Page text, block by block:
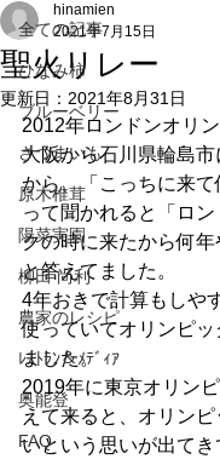
全ての記事
ひなみ柿
ブルーベリー
さつまいも
原木椎茸
陽菜実園
柳田 尚利
農家のレシピ
ﾚｽﾄﾗﾝ＆ﾒﾃﾞｨｱ
奥能登
FAQ
聖火リレー
hinamien
2021年7月15日
更新日： 2021年8月31日
2012年ロンドンオリン
大阪から石川県輪島
から、「こっちに来て
って聞かれると「ロ
クの時に来たから何年
と答えてました。
4年おきで計算もしや
使っていてオリンピ
ました。
2019年に東京オリン
えて来ると、オリン
いという思いが出て